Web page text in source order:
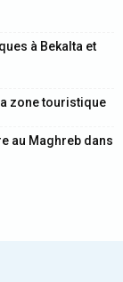
à Bekalta et
zone touristique
au Maghreb dans